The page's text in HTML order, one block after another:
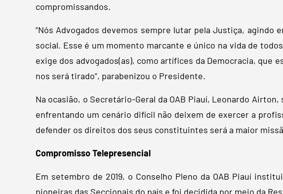
compromissandos.
“Nós Advogados devemos sempre lutar pela Justiça,
social. Esse é um momento marcante e único na vida de
exige dos advogados(as), como artífices da Democracia, que
nos será tirado”, parabenizou o Presidente.
Na ocasião, o Secretário-Geral da OAB Piauí, Leonardo
enfrentando um cenário difícil não deixem de exercer a
defender os direitos dos seus constituintes será a maior
Compromisso Telepresencial
Em setembro de 2019, o Conselho Pleno da OAB Piauí
pioneiras das Seccionais do país e foi decidida por meio da